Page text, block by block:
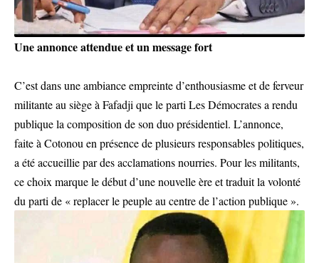
Une annonce attendue et un message fort
C’est dans une ambiance empreinte d’enthousiasme et de ferveur
militante au siège à Fafadji que le parti Les Démocrates a rendu
publique la composition de son duo présidentiel. L’annonce,
faite à Cotonou en présence de plusieurs responsables politiques,
a été accueillie par des acclamations nourries. Pour les militants,
ce choix marque le début d’une nouvelle ère et traduit la volonté
du parti de « replacer le peuple au centre de l’action publique ».